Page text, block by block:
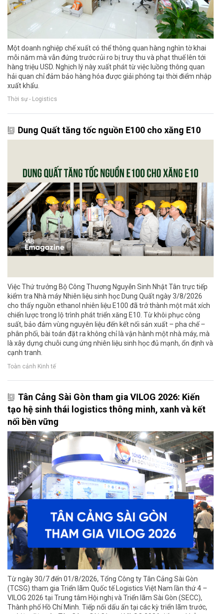
Một doanh nghiệp chế xuất có thể thông quan hàng nghìn tờ khai
mỗi năm mà vẫn đứng trước rủi ro bị truy thu và phạt thuế lên tới
hàng triệu USD. Nghịch lý này xuất phát từ việc luồng thông quan
hải quan chỉ đảm bảo hàng hóa được giải phóng tại thời điểm nhập
xuất khẩu.
Thời sự - Logistics
Dung Quất tăng tốc nguồn E100 cho xăng E10
Việc Thứ trưởng Bộ Công Thương Nguyễn Sinh Nhật Tân trực tiếp
kiểm tra Nhà máy Nhiên liệu sinh học Dung Quất ngày 3/8/2026
cho thấy nguồn ethanol nhiên liệu E100 đã trở thành một mắt xích
chiến lược trong lộ trình phát triển xăng E10. Từ khôi phục công
suất, bảo đảm vùng nguyên liệu đến kết nối sản xuất – pha chế –
phân phối, bài toán đặt ra không chỉ là vận hành một nhà máy, mà
là xây dựng chuỗi cung ứng nhiên liệu sinh học đủ mạnh, ổn định và
cạnh tranh.
Toàn cảnh Kinh tế
Tân Cảng Sài Gòn tham gia VILOG 2026: Kiến
tạo hệ sinh thái logistics thông minh, xanh và kết
nối bền vững
Từ ngày 30/7 đến 01/8/2026, Tổng Công ty Tân Cảng Sài Gòn
(TCSG) tham gia Triển lãm Quốc tế Logistics Việt Nam lần thứ 4 –
VILOG 2026 tại Trung tâm Hội nghị và Triển lãm Sài Gòn (SECC),
Thành phố Hồ Chí Minh. Tiếp nối dấu ấn tại các kỳ triển lãm trước,